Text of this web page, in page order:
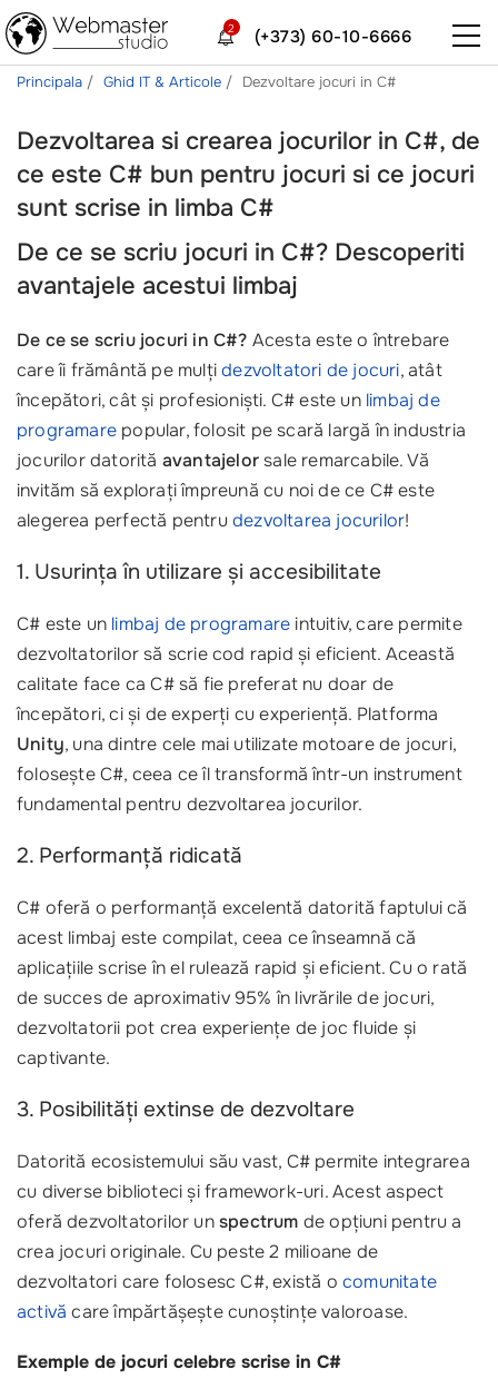
(+373) 60-10-6666
2
Principala Ghid IT & Articole Dezvoltare jocuri in C#
Dezvoltarea si crearea jocurilor in C#, de
ce este C# bun pentru jocuri si ce jocuri
sunt scrise in limba C#
De ce se scriu jocuri in C#? Descoperiti
avantajele acestui limbaj
De ce se scriu jocuri in C#? Acesta este o întrebare
care îi frământă pe mulțidezvoltatori de jocuri, atât
începători, cât și profesioniști. C# este un limbaj de
programare popular, folosit pe scară largă în industria
jocurilor datorită avantajelorsale remarcabile. Vă
invităm să explorați împreună cu noi de ce C# este
alegerea perfectă pentrudezvoltarea jocurilor!
1. Usurința în utilizare și accesibilitate
C# este un limbaj de programare intuitiv, care permite
dezvoltatorilor să scrie cod rapid și eficient. Această
calitate face ca C# să fie preferat nu doar de
începători, ci și de experți cu experiență. Platforma
Unity, una dintre cele mai utilizate motoare de jocuri,
folosește C#, ceea ce îl transformă într-un instrument
fundamental pentru dezvoltarea jocurilor.
2. Performanță ridicată
C# oferă o performanță excelentă datorită faptului că
acest limbaj este compilat, ceea ce înseamnă că
aplicațiile scrise în el rulează rapid și eficient. Cu o rată
de succes de aproximativ 95% în livrările de jocuri,
dezvoltatorii pot crea experiențe de joc fluide și
captivante.
3. Posibilități extinse de dezvoltare
Datorită ecosistemului său vast, C# permite integrarea
cu diverse biblioteci și framework-uri. Acest aspect
oferă dezvoltatorilor unspectrum de opțiuni pentru a
crea jocuri originale. Cu peste 2 milioane de
dezvoltatori care folosesc C#, există o comunitate
activă care împărtășește cunoștințe valoroase.
Exemple de jocuri celebre scrise in C#